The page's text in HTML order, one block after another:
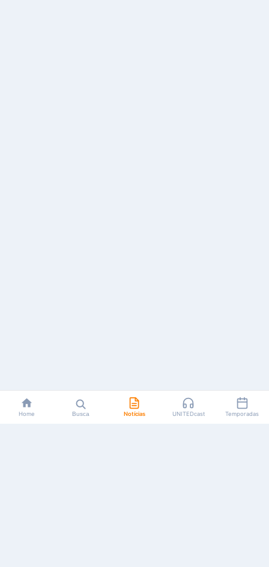
Home Busca Notícias UNITEDcast Temporadas